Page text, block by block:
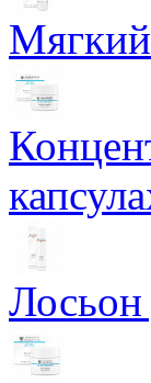
Лосьон